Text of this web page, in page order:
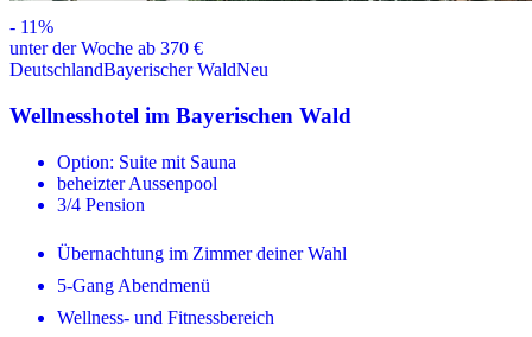
- 11%
unter der Woche ab 370 €
DeutschlandBayerischer WaldNeu
Wellnesshotel im Bayerischen Wald
Option: Suite mit Sauna
beheizter Aussenpool
3/4 Pension
Übernachtung im Zimmer deiner Wahl
5-Gang Abendmenü
Wellness- und Fitnessbereich